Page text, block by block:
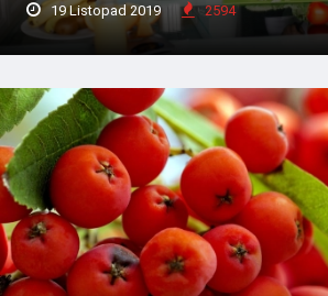
19 Listopad 2019 2594